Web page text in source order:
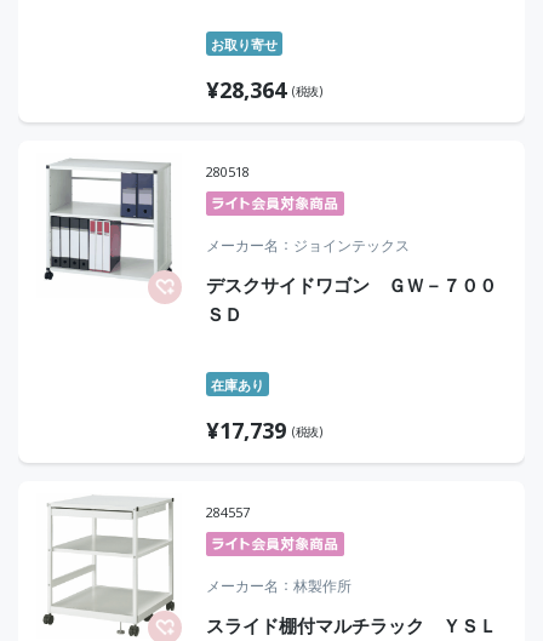
お取り寄せ
¥28,364 (税抜)
280518
メーカー名 ジョインテックス
デスクサイドワゴン ＧＷ－７００
ＳＤ
在庫あり
¥17,739 (税抜)
284557
メーカー名 林製作所
スライド棚付マルチラック ＹＳＬ